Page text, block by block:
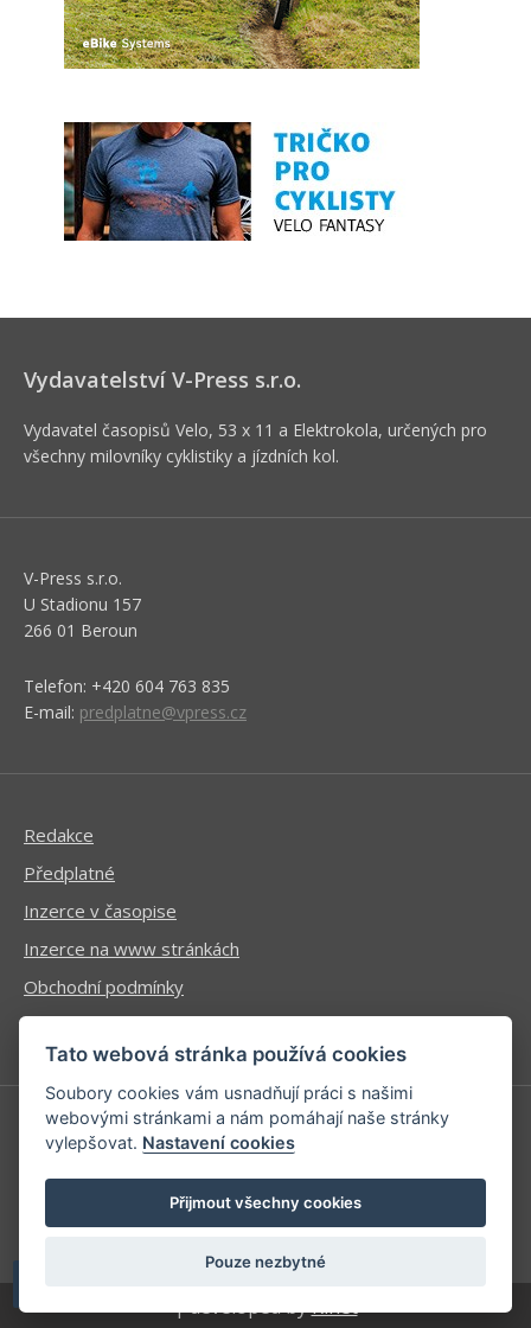
Vydavatelství V-Press s.r.o.
Vydavatel časopisů Velo, 53 x 11 a Elektrokola, určených pro
všechny milovníky cyklistiky a jízdních kol.
V-Press s.r.o.
U Stadionu 157
266 01 Beroun
Telefon: +420 604 763 835
E-mail: predplatne@vpress.cz
Redakce
Předplatné
Inzerce v časopise
Inzerce na www stránkách
Obchodní podmínky
Ochrana osobních údajů
Příhlášení | Registrace
Kontaktní informace
Mapa stránek
| developed byKinet
Tato webová stránka používá cookies
Soubory cookies vám usnadňují práci s našimi
webovými stránkami a nám pomáhají naše stránky
vylepšovat. Nastavení cookies
Přijmout všechny cookies
Pouze nezbytné